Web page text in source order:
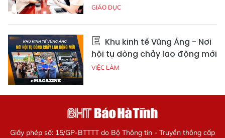
GIÁO DỤC
Khu kinh tế Vũng Áng - Nơi
hội tụ dòng chảy lao động mới
VIỆC LÀM
Giấy phép số: 15/GP-BTTTT do Bộ Thông tin - Truyền thông cấp